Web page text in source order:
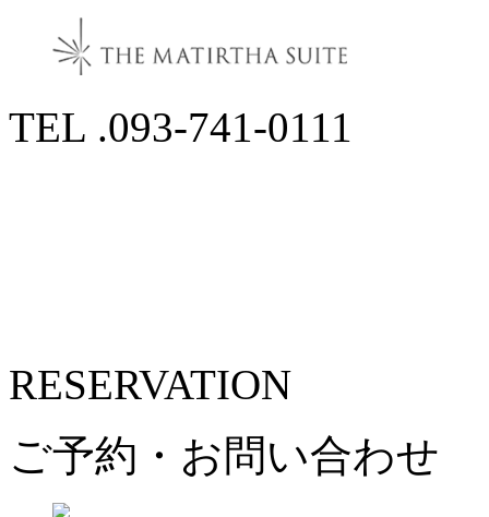
TEL .093-741-0111
RESERVATION
ご予約・お問い合わせ